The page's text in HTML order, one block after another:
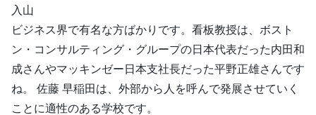
入山
ビジネス界で有名な方ばかりです。看板教授は、ボスト
ン・コンサルティング・グループの日本代表だった内田和
成さんやマッキンゼー日本支社長だった平野正雄さんです
ね。 佐藤 早稲田は、外部から人を呼んで発展させていく
ことに適性のある学校です。